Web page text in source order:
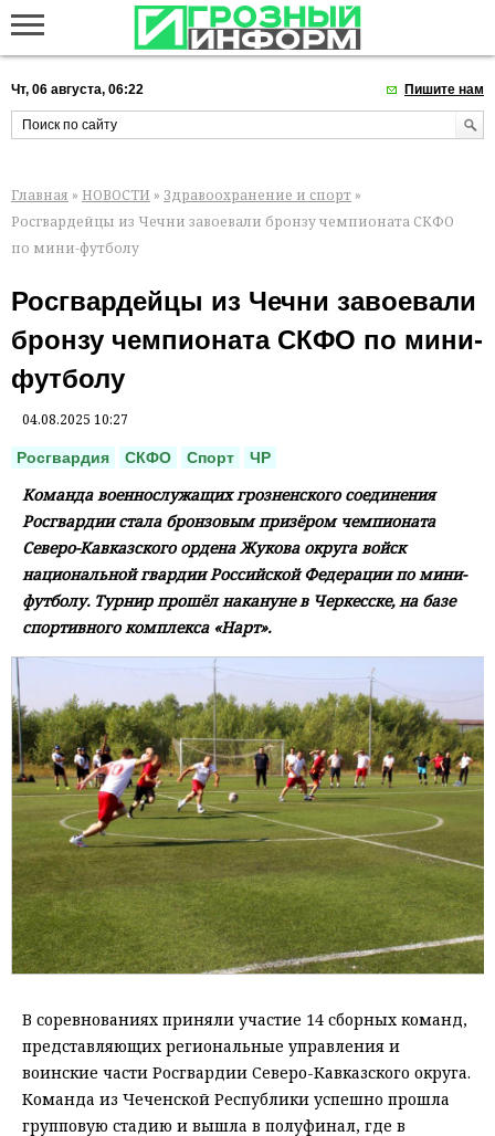
Чт, 06 августа, 06:22 Пишите нам
Главная » НОВОСТИ » Здравоохранение и спорт »
Росгвардейцы из Чечни завоевали бронзу чемпионата СКФО
по мини-футболу
Росгвардейцы из Чечни завоевали
бронзу чемпионата СКФО по мини-
футболу
04.08.2025 10:27
Росгвардия СКФО Спорт ЧР
Команда военнослужащих грозненского соединения
Росгвардии стала бронзовым призёром чемпионата
Северо-Кавказского ордена Жукова округа войск
национальной гвардии Российской Федерации по мини-
футболу. Турнир прошёл накануне в Черкесске, на базе
спортивного комплекса «Нарт».
В соревнованиях приняли участие 14 сборных команд,
представляющих региональные управления и
воинские части Росгвардии Северо-Кавказского округа.
Команда из Чеченской Республики успешно прошла
групповую стадию и вышла в полуфинал, где в